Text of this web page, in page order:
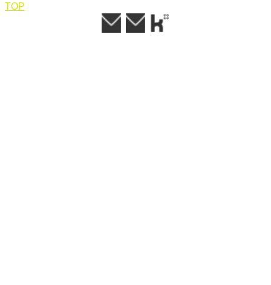
TOP